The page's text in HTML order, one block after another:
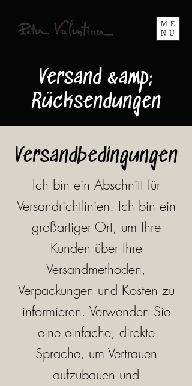
ME
NU
Versand &amp;
Rücksendungen
Versandbedingungen
Ich bin ein Abschnitt für
Versandrichtlinien. Ich bin ein
großartiger Ort, um Ihre
Kunden über Ihre
Versandmethoden,
Verpackungen und Kosten zu
informieren. Verwenden Sie
eine einfache, direkte
Sprache, um Vertrauen
aufzubauen und